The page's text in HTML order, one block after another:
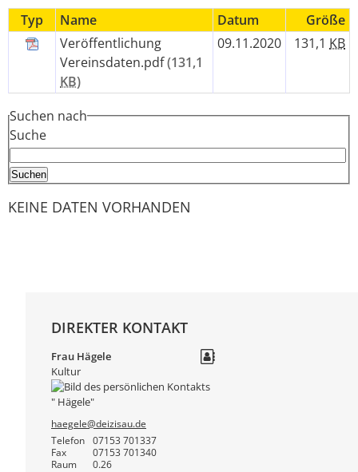
Typ
Name Datum
Größe
Veröffentlichung
Vereinsdaten.pdf(131,1
KB)
09.11.2020 131,1 KB
Suchen nach
Suche
KEINE DATEN VORHANDEN
DIREKTER KONTAKT
Frau Hägele
Kultur
haegele@deizisau.de
Telefon
07153 701337
Fax 07153 701340
Raum 0.26